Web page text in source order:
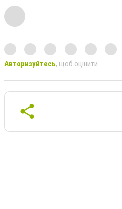
Авторизуйтесь, щоб оцінити